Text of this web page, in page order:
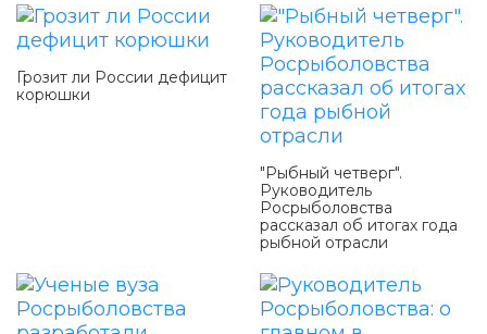
Грозит ли России дефицит
корюшки
"Рыбный четверг".
Руководитель
Росрыболовства
рассказал об итогах года
рыбной отрасли